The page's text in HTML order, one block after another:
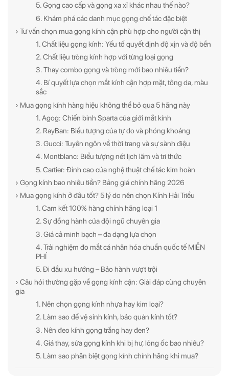
5. Gọng cao cấp và gọng xa xỉ khác nhau thế nào?
6. Khám phá các danh mục gọng chế tác đặc biệt
› Tư vấn chọn mua gọng kính cận phù hợp cho người cận thị
1. Chất liệu gọng kính: Yếu tố quyết định độ xịn và độ bền
2. Chất liệu tròng kính hợp với từng loại gọng
3. Thay combo gọng và tròng mới bao nhiêu tiền?
4. Bí quyết lựa chọn mắt kính cận hợp mặt, tông da, màu
sắc
› Mua gọng kính hàng hiệu không thể bỏ qua 5 hãng này
1. Agog: Chiến binh Sparta của giới mắt kính
2. RayBan: Biểu tượng của tự do và phóng khoáng
3. Gucci: Tuyên ngôn về thời trang và sự sành điệu
4. Montblanc: Biểu tượng nét lịch lãm và tri thức
5. Cartier: Đỉnh cao của nghệ thuật chế tác kim hoàn
› Gọng kính bao nhiêu tiền? Bảng giá chính hãng 2026
› Mua gọng kính ở đâu tốt? 5 lý do nên chọn Kính Hải Triều
1. Cam kết 100% hàng chính hãng loại 1
2. Sự đồng hành của đội ngũ chuyên gia
3. Giá cả minh bạch – đa dạng lựa chọn
4. Trải nghiệm đo mắt cá nhân hóa chuẩn quốc tế MIỄN
PHÍ
5. Đi đầu xu hướng – Bảo hành vượt trội
› Câu hỏi thường gặp về gọng kính cận: Giải đáp cùng chuyên
gia
1. Nên chọn gọng kính nhựa hay kim loại?
2. Làm sao để vệ sinh kính, bảo quản kính tốt?
3. Nên đeo kính gọng trắng hay đen?
4. Giá thay, sửa gọng kính khi bị hư, lỏng ốc bao nhiêu?
5. Làm sao phân biệt gọng kính chính hãng khi mua?